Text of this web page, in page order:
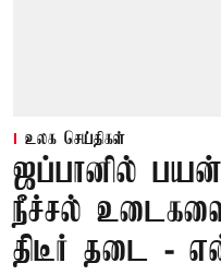
உலக செய்திகள்
ஜப்பானில்
நீச்சல்
திடீர் தடை -